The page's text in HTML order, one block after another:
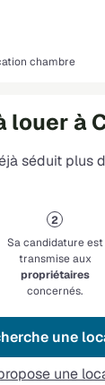
chambre
louer à
séduit plus
Sa candidature est
transmise aux
propriétaires
concernés.
une
une